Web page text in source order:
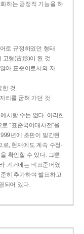
하는 긍정적 기능을 하
로 규정하였던 형태
고형(古形)이 된 것
아 표준어로서의 자
한 것
리를 굳혀 가던 것
시할 수는 없다. 이러한
“표준국어대사전”을
년에 초판이 발간된
로, 현재에도 계속 수정·
확인할 수 있다. 그뿐
과거에는 비표준어였
히 추가하여 발표하고
되어 있다.